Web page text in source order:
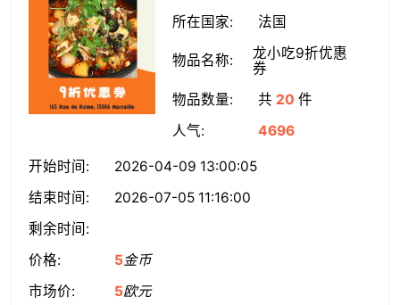
所在国家:
法国
物品名称:
龙小吃9折优惠
券
物品数量:
共 20 件
人气:
4696
开始时间:
2026-04-09 13:00:05
结束时间:
2026-07-05 11:16:00
剩余时间:
价格:
5金币
市场价:
5欧元